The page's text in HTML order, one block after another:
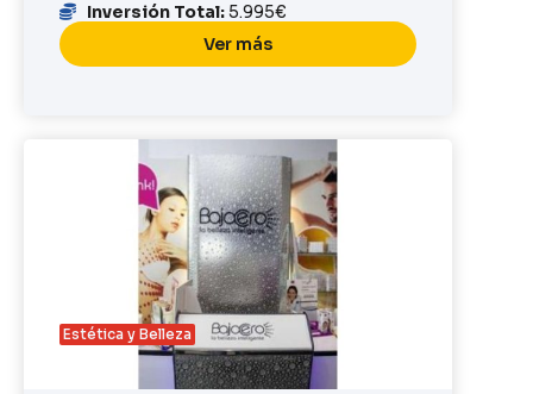
Inversión Total:5.995€
Ver más
Estética y Belleza